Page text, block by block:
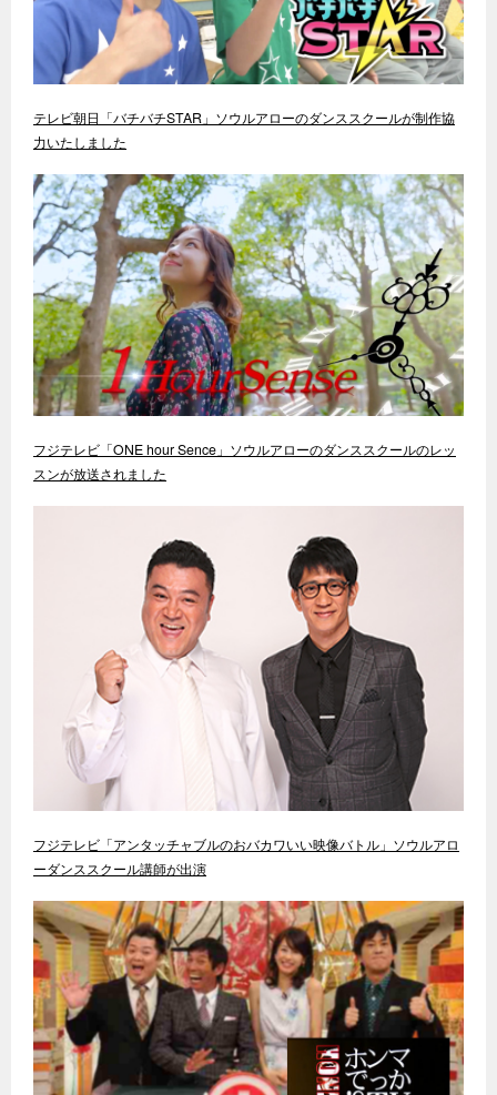
テレビ朝日「バチバチSTAR」ソウルアローのダンススクールが制作協
力いたしました
フジテレビ「ONE hour Sence」ソウルアローのダンススクールのレッ
スンが放送されました
フジテレビ「アンタッチャブルのおバカワいい映像バトル」ソウルアロ
ーダンススクール講師が出演